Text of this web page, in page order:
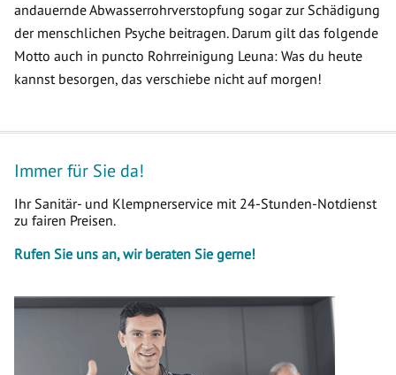
andauernde Abwasserrohrverstopfung sogar zur Schädigung
der menschlichen Psyche beitragen. Darum gilt das folgende
Motto auch in puncto Rohrreinigung Leuna: Was du heute
kannst besorgen, das verschiebe nicht auf morgen!
Immer für Sie da!
Ihr Sanitär- und Klempnerservice mit 24-Stunden-Notdienst
zu fairen Preisen.
Rufen Sie uns an, wir beraten Sie gerne!